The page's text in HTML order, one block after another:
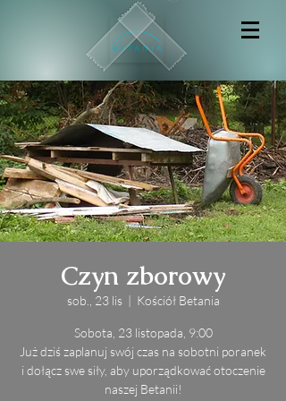
Czyn zborowy
sob., 23 lis
  |
Kościół Betania
Sobota, 23 listopada, 9:00
Już dziś zaplanuj swój czas na sobotni poranek
i dołącz swe siły, aby uporządkować otoczenie
naszej Betanii!